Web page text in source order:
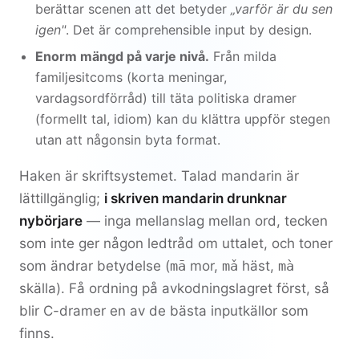
berättar scenen att det betyder „varför är du sen
igen". Det är comprehensible input by design.
Enorm mängd på varje nivå. Från milda
familjesitcoms (korta meningar,
vardagsordförråd) till täta politiska dramer
(formellt tal, idiom) kan du klättra uppför stegen
utan att någonsin byta format.
Haken är skriftsystemet. Talad mandarin är
lättillgänglig; i skriven mandarin drunknar
nybörjare — inga mellanslag mellan ord, tecken
som inte ger någon ledtråd om uttalet, och toner
som ändrar betydelse (mā mor, mǎ häst, mà
skälla). Få ordning på avkodningslagret först, så
blir C-dramer en av de bästa inputkällor som
finns.